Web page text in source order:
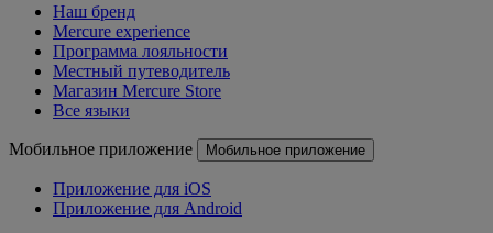
Наш бренд
Mercure experience
Программа лояльности
Местный путеводитель
Магазин Mercure Store
Все языки
Мобильное приложение Мобильное приложение
Приложение для iOS
Приложение для Android